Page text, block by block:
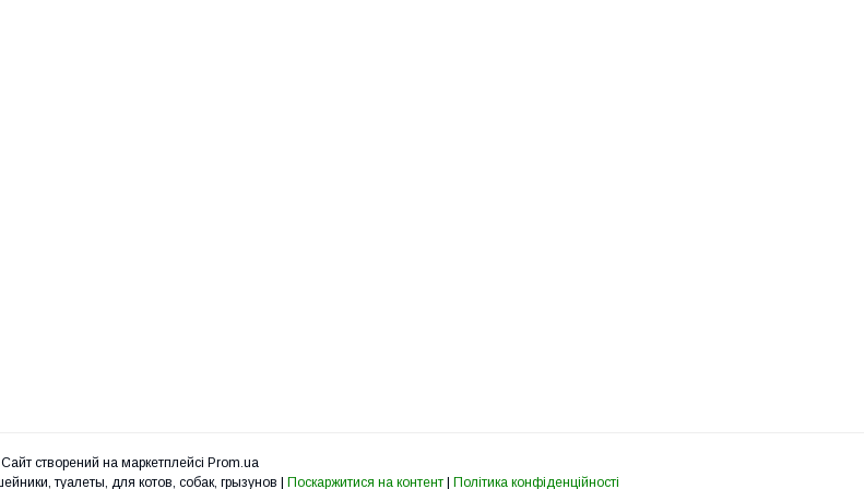
Сайт створений на маркетплейсі Prom.ua
Поскаржитися на контент Політика конфіденційності